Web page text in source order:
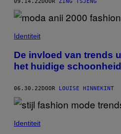
Identiteit
De invloed van trends
het huidige
06.30.22DOOR LOUISE HINNEKINT
Identiteit